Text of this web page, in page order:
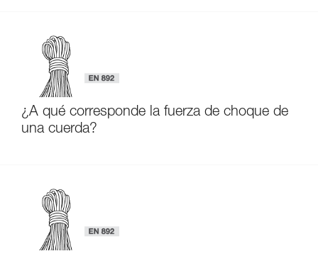
¿A qué corresponde la fuerza de choque de
una cuerda?